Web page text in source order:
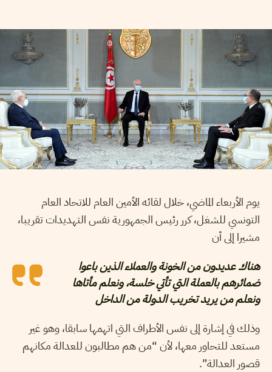
يوم الأربعاء الماضي، خلال لقائه الأمين العام للاتحاد العام
التونسي للشغل، كرر رئيس الجمهورية نفس التهديدات تقريبا،
مشيرا إلى أن
هناك عديدون من الخونة والعملاء الذين باعوا
ضمائرهم بالعملة التي تأتي خلسة، ونعلم مأتاها
ونعلم من يريد تخريب الدولة من الداخل
وذلك في إشارة إلى نفس الأطراف التي اتهمها سابقا، وهو غير
مستعد للتحاور معها، لأن “من هم مطالبون للعدالة مكانهم
قصور العدالة”.